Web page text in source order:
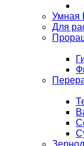
Умная
Для